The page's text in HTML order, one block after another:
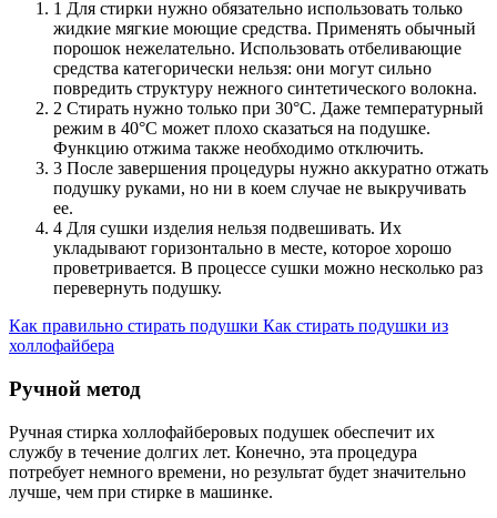
1 Для стирки нужно обязательно использовать только
жидкие мягкие моющие средства. Применять обычный
порошок нежелательно. Использовать отбеливающие
средства категорически нельзя: они могут сильно
повредить структуру нежного синтетического волокна.
2 Стирать нужно только при 30°С. Даже температурный
режим в 40°С может плохо сказаться на подушке.
Функцию отжима также необходимо отключить.
3 После завершения процедуры нужно аккуратно отжать
подушку руками, но ни в коем случае не выкручивать
ее.
4 Для сушки изделия нельзя подвешивать. Их
укладывают горизонтально в месте, которое хорошо
проветривается. В процессе сушки можно несколько раз
перевернуть подушку.
Как правильно стирать подушки Как стирать подушки из
холлофайбера
Ручной метод
Ручная стирка холлофайберовых подушек обеспечит их
службу в течение долгих лет. Конечно, эта процедура
потребует немного времени, но результат будет значительно
лучше, чем при стирке в машинке.